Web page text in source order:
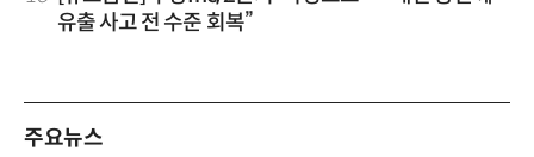
유출 사고 전 수준 회복”
주요뉴스